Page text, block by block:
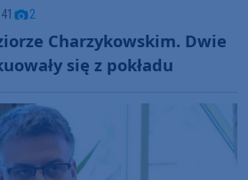
2
Charzykowskim. Dwie
się z pokładu